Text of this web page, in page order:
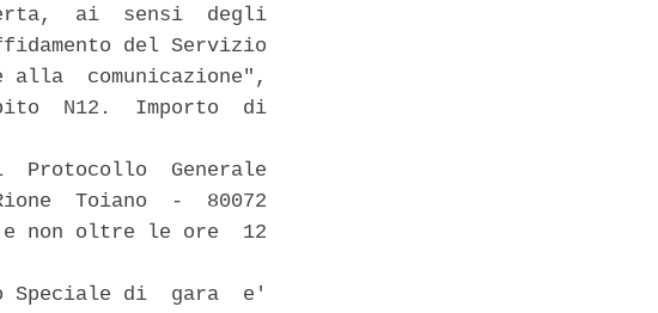
ai  sensi  degli
del Servizio
alla  comunicazione",
N12.  Importo  di
Protocollo  Generale
Toiano  -  80072
non oltre le ore  12
Speciale di  gara  e'